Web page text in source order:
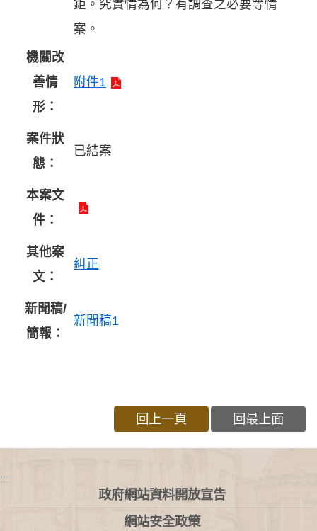
鉅。究實情為何？有調查之必要等情
案。
機關改
善情
形：
附件1
案件狀
態：
已結案
本案文
件：
其他案
文：
糾正
新聞稿/
簡報：
新聞稿1
回上一頁 回最上面
:::
政府網站資料開放宣告
網站安全政策